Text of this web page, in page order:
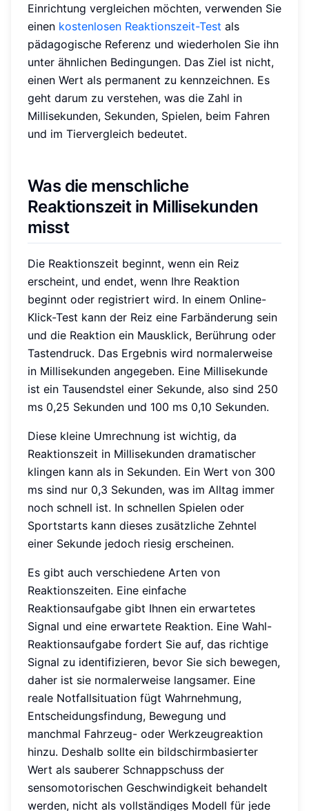
Einrichtung vergleichen möchten, verwenden Sie
einen kostenlosen Reaktionszeit-Test als
pädagogische Referenz und wiederholen Sie ihn
unter ähnlichen Bedingungen. Das Ziel ist nicht,
einen Wert als permanent zu kennzeichnen. Es
geht darum zu verstehen, was die Zahl in
Millisekunden, Sekunden, Spielen, beim Fahren
und im Tiervergleich bedeutet.
Was die menschliche
Reaktionszeit in Millisekunden
misst
Die Reaktionszeit beginnt, wenn ein Reiz
erscheint, und endet, wenn Ihre Reaktion
beginnt oder registriert wird. In einem Online-
Klick-Test kann der Reiz eine Farbänderung sein
und die Reaktion ein Mausklick, Berührung oder
Tastendruck. Das Ergebnis wird normalerweise
in Millisekunden angegeben. Eine Millisekunde
ist ein Tausendstel einer Sekunde, also sind 250
ms 0,25 Sekunden und 100 ms 0,10 Sekunden.
Diese kleine Umrechnung ist wichtig, da
Reaktionszeit in Millisekunden dramatischer
klingen kann als in Sekunden. Ein Wert von 300
ms sind nur 0,3 Sekunden, was im Alltag immer
noch schnell ist. In schnellen Spielen oder
Sportstarts kann dieses zusätzliche Zehntel
einer Sekunde jedoch riesig erscheinen.
Es gibt auch verschiedene Arten von
Reaktionszeiten. Eine einfache
Reaktionsaufgabe gibt Ihnen ein erwartetes
Signal und eine erwartete Reaktion. Eine Wahl-
Reaktionsaufgabe fordert Sie auf, das richtige
Signal zu identifizieren, bevor Sie sich bewegen,
daher ist sie normalerweise langsamer. Eine
reale Notfallsituation fügt Wahrnehmung,
Entscheidungsfindung, Bewegung und
manchmal Fahrzeug- oder Werkzeugreaktion
hinzu. Deshalb sollte ein bildschirmbasierter
Wert als sauberer Schnappschuss der
sensomotorischen Geschwindigkeit behandelt
werden, nicht als vollständiges Modell für jede